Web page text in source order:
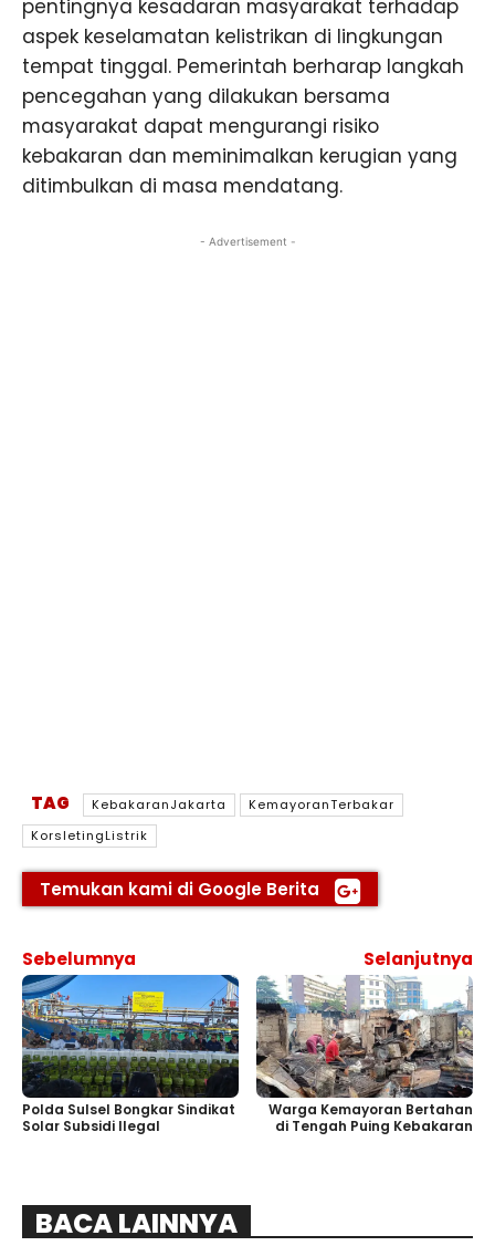
pentingnya kesadaran masyarakat terhadap
aspek keselamatan kelistrikan di lingkungan
tempat tinggal. Pemerintah berharap langkah
pencegahan yang dilakukan bersama
masyarakat dapat mengurangi risiko
kebakaran dan meminimalkan kerugian yang
ditimbulkan di masa mendatang.
- Advertisement -
TAG KebakaranJakarta
KemayoranTerbakar
KorsletingListrik
Temukan kami di Google Berita
Sebelumnya
Polda Sulsel Bongkar Sindikat
Solar Subsidi Ilegal
Selanjutnya
Warga Kemayoran Bertahan
di Tengah Puing Kebakaran
BACA LAINNYA